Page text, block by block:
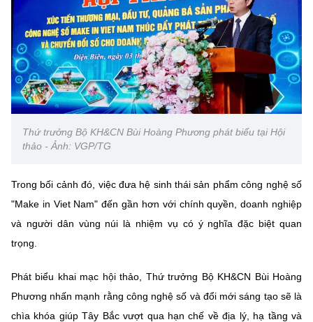
Vietnamese English
BỘ KHOA HỌC VÀ CÔNG NGHỆ
MINISTRY OF SCIENCE AND TECHNOLOGY
Chịu trách nhiệm nội dung: Nguyễn Thị Hải Hằng
Địa chỉ: Ban Biên tập Cổng TTĐT - 18 Nguyễn Du, TP. Hà Nội
Điện thoại: 024 3936 9506
©2026 Bản quyền thuộc Bộ Khoa Học và Công Nghệ
(Ghi rõ nguồn "https://mst.gov.vn" khi phát hành lại thông tin từ
website này)
Thứ trưởng Bộ KH&CN Bùi Hoàng Phương phát biểu tại Hội
thảo - Ảnh: VGP/TG
Trong bối cảnh đó, việc đưa hệ sinh thái sản phẩm công nghệ số
"Make in Viet Nam" đến gần hơn với chính quyền, doanh nghiệp
và người dân vùng núi là nhiệm vụ có ý nghĩa đặc biệt quan
trọng.
Phát biểu khai mạc hội thảo, Thứ trưởng Bộ KH&CN Bùi Hoàng
Phương nhấn mạnh rằng công nghệ số và đổi mới sáng tạo sẽ là
chìa khóa giúp Tây Bắc vượt qua hạn chế về địa lý, hạ tầng và